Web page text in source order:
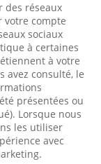
des réseaux
votre compte
sociaux
à certaines
à votre
avez consulté, le
présentées ou
Lorsque nous
les utiliser
avec